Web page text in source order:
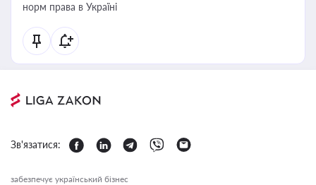
норм права в Україні
Зв'язатися:
забезпечує український бізнес